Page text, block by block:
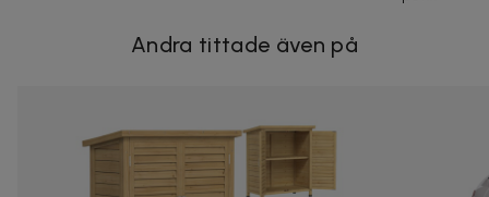
Andra tittade även på